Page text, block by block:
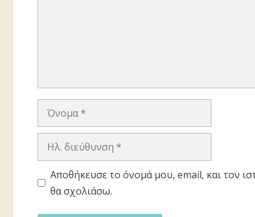
Όνομα
Ηλ.
Αποθήκευσε το όνομά μου, email, και τον
θα σχολιάσω.